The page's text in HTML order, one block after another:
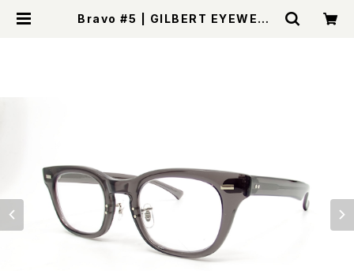
Bravo #5 | GILBERT EYEWEAR